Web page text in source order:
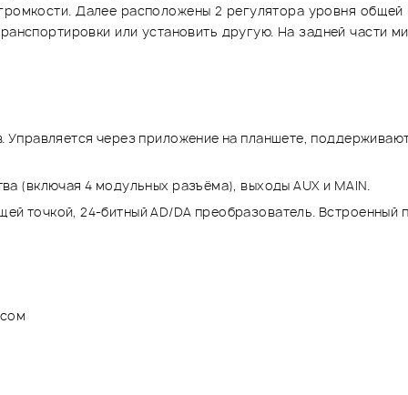
Далее расположены 2 регулятора уровня
или установить другую. На задней части
через приложение на планшете,
(включая 4 модульных разъёма), выходы AUX и MAIN.
точкой, 24-битный AD/DA преобразователь. Встроенный